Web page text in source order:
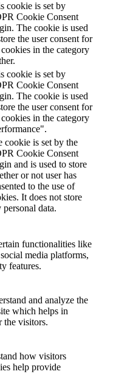
cookie is set by
Cookie Consent
The cookie is used
the user consent for
in the category
cookie is set by
Cookie Consent
The cookie is used
the user consent for
in the category
cookie is set by the
Cookie Consent
and is used to store
or not user has
to the use of
It does not store
personal data.
functionalities like
media platforms,
features.
and analyze the
which helps in
the visitors.
how visitors
help provide